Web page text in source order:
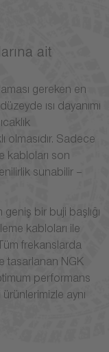
ait
gereken en
ısı dayanımı
olmasıdır. Sadece
kabloları son
sunabilir –
bir buji başlığı
kabloları ile
frekanslarda
tasarlanan NGK
performans
aynı